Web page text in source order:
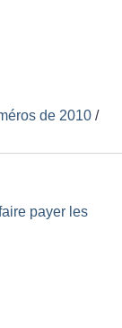
de 2010 /
payer les